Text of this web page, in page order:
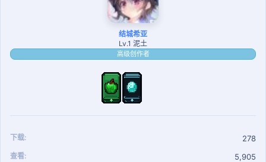
结城希亚
Lv.1 泥土
高级创作者
下载 278
查看 5,905